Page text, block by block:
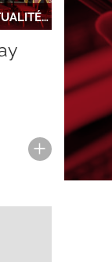
ACTUALITÉS DES CABINETS, ACTUALITÉS DU RÉSEAU, NOUVELLE INSTALLATION